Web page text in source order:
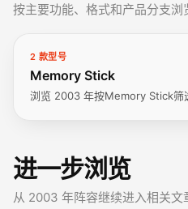
按主要功能、格式和产品分支浏
2 款型号
Memory Stick
浏览 2003 年按Memory Stick筛
进一步浏览
从 2003 年阵容继续进入相关文